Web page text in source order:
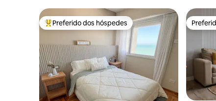
Entre os melhores preferidos dos hóspedes
Preferido dos hóspedes